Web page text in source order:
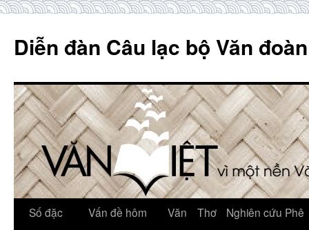
content
Diễn đàn Câu lạc bộ Văn
Số đặc
Vấn đề hôm
Văn Thơ
Nghiên cứu Phê